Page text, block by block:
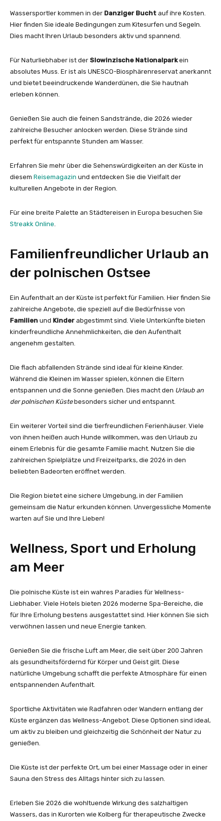
Wassersportler kommen in der Danziger Bucht auf ihre Kosten.
Hier finden Sie ideale Bedingungen zum Kitesurfen und Segeln.
Dies macht Ihren Urlaub besonders aktiv und spannend.
Für Naturliebhaber ist der Slowinzische Nationalparkein
absolutes Muss. Er ist als UNESCO-Biosphärenreservat anerkannt
und bietet beeindruckende Wanderdünen, die Sie hautnah
erleben können.
Genießen Sie auch die feinen Sandstrände, die 2026 wieder
zahlreiche Besucher anlocken werden. Diese Strände sind
perfekt für entspannte Stunden am Wasser.
Erfahren Sie mehr über die Sehenswürdigkeiten an der Küste in
diesem Reisemagazin und entdecken Sie die Vielfalt der
kulturellen Angebote in der Region.
Für eine breite Palette an Städtereisen in Europa besuchen Sie
Streakk Online
Familienfreundlicher Urlaub an
der polnischen Ostsee
Ein Aufenthalt an der Küste ist perfekt für Familien. Hier finden Sie
zahlreiche Angebote, die speziell auf die Bedürfnisse von
Familien und Kinder abgestimmt sind. Viele Unterkünfte bieten
kinderfreundliche Annehmlichkeiten, die den Aufenthalt
angenehm gestalten.
Die flach abfallenden Strände sind ideal für kleine Kinder.
Während die Kleinen im Wasser spielen, können die Eltern
entspannen und die Sonne genießen. Dies macht den Urlaub an
der polnischen Küstebesonders sicher und entspannt.
Ein weiterer Vorteil sind die tierfreundlichen Ferienhäuser. Viele
von ihnen heißen auch Hunde willkommen, was den Urlaub zu
einem Erlebnis für die gesamte Familie macht. Nutzen Sie die
zahlreichen Spielplätze und Freizeitparks, die 2026 in den
beliebten Badeorten eröffnet werden.
Die Region bietet eine sichere Umgebung, in der Familien
gemeinsam die Natur erkunden können. Unvergessliche Momente
warten auf Sie und Ihre Lieben!
Wellness, Sport und Erholung
am Meer
Die polnische Küste ist ein wahres Paradies für Wellness-
Liebhaber. Viele Hotels bieten 2026 moderne Spa-Bereiche, die
für Ihre Erholung bestens ausgestattet sind. Hier können Sie sich
verwöhnen lassen und neue Energie tanken.
Genießen Sie die frische Luft am Meer, die seit über 200 Jahren
als gesundheitsfördernd für Körper und Geist gilt. Diese
natürliche Umgebung schafft die perfekte Atmosphäre für einen
entspannenden Aufenthalt.
Sportliche Aktivitäten wie Radfahren oder Wandern entlang der
Küste ergänzen das Wellness-Angebot. Diese Optionen sind ideal,
um aktiv zu bleiben und gleichzeitig die Schönheit der Natur zu
genießen.
Die Küste ist der perfekte Ort, um bei einer Massage oder in einer
Sauna den Stress des Alltags hinter sich zu lassen.
Erleben Sie 2026 die wohltuende Wirkung des salzhaltigen
Wassers, das in Kurorten wie Kolberg für therapeutische Zwecke